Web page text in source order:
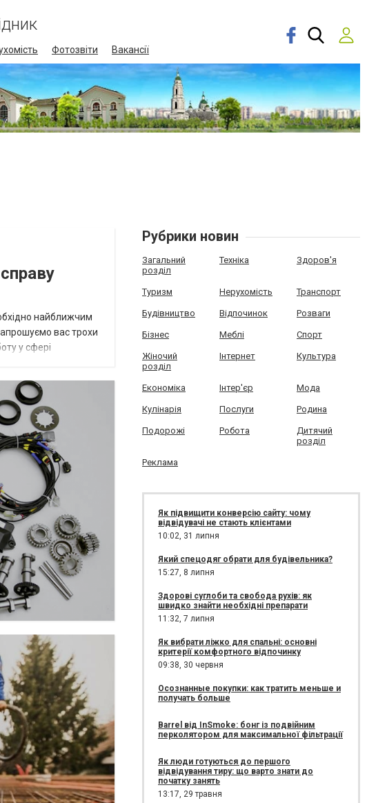
Фотозвіти Вакансії
найближчим
вас трохи
у сфері
Рубрики новин
Загальний
розділ
Техніка Здоров'я
Туризм Нерухомість Транспорт
Будівництво Відпочинок Розваги
Бізнес Меблі Спорт
Жіночий
розділ
Інтернет Культура
Економіка Інтер'єр Мода
Кулінарія Послуги Родина
Подорожі Робота
Дитячий
розділ
Реклама
Як підвищити конверсію сайту: чому
відвідувачі не стають клієнтами
10:02, 31 липня
Який спецодяг обрати для будівельника?
15:27, 8 липня
Здорові суглоби та свобода рухів: як
швидко знайти необхідні препарати
11:32, 7 липня
Як вибрати ліжко для спальні: основні
критерії комфортного відпочинку
09:38, 30 червня
Осознанные покупки: как тратить меньше и
получать больше
Barrel від InSmoke: бонг із подвійним
перколятором для максимальної фільтрації
Як люди готуються до першого
відвідування тиру: що варто знати до
початку занять
13:17, 29 травня